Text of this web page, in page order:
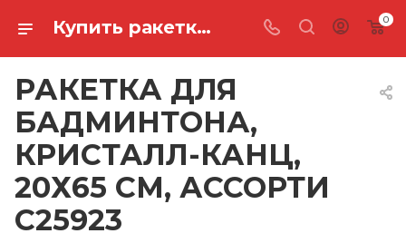
Купить ракетка для бадминтона, кристалл-канц, 20х65 см, ассорти C25923 в Ростове-на-Дону 0
РАКЕТКА ДЛЯ
БАДМИНТОНА,
КРИСТАЛЛ-КАНЦ,
20Х65 СМ, АССОРТИ
C25923